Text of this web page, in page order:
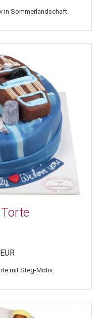
in Sommerlandschaft.
mit Steg-Motiv.